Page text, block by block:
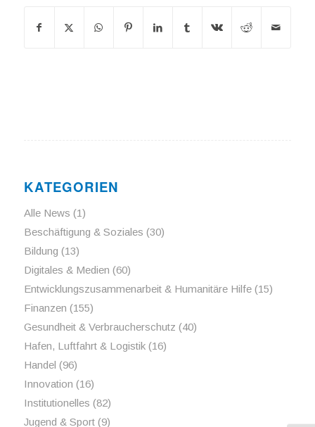
KATEGORIEN
Alle News (1)
Beschäftigung & Soziales (30)
Bildung (13)
Digitales & Medien (60)
Entwicklungszusammenarbeit & Humanitäre Hilfe(15)
Finanzen (155)
Gesundheit & Verbraucherschutz (40)
Hafen, Luftfahrt & Logistik(16)
Handel (96)
Innovation (16)
Institutionelles (82)
Jugend & Sport(9)